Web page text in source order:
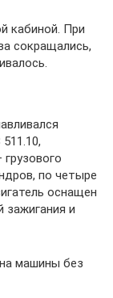
кабиной. При
сокращались,
по четыре
оснащен
зажигания и
машины без